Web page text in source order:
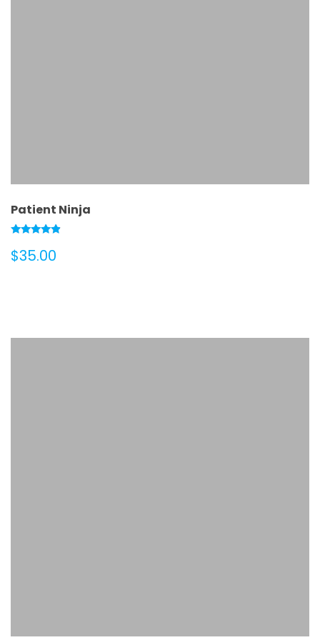
Patient Ninja
4.67
out of 5
$35.00